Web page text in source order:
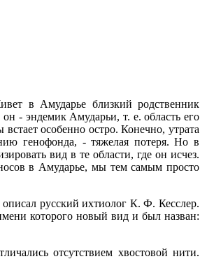
в Амударье близкий родственник
- эндемик Амударьи, т. е. область его
особенно остро. Конечно, утрата
генофонда, - тяжелая потеря. Но в
вид в те области, где он исчез.
в Амударье, мы тем самым просто
русский ихтиолог К. Ф. Кесслер.
которого новый вид и был назван:
отсутствием хвостовой нити.